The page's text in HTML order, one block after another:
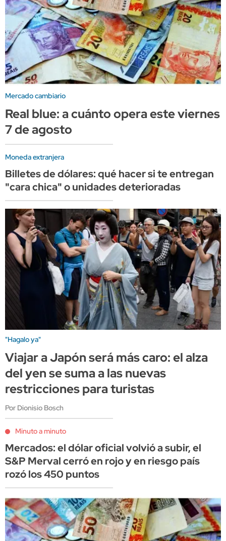
Mercado cambiario
Real blue: a cuánto opera este viernes
7 de agosto
Moneda extranjera
Billetes de dólares: qué hacer si te entregan
"cara chica" o unidades deterioradas
"Hagalo ya"
Viajar a Japón será más caro: el alza
del yen se suma a las nuevas
restricciones para turistas
Por Dionisio Bosch
Minuto a minuto
Mercados: el dólar oficial volvió a subir, el
S&P Merval cerró en rojo y en riesgo país
rozó los 450 puntos